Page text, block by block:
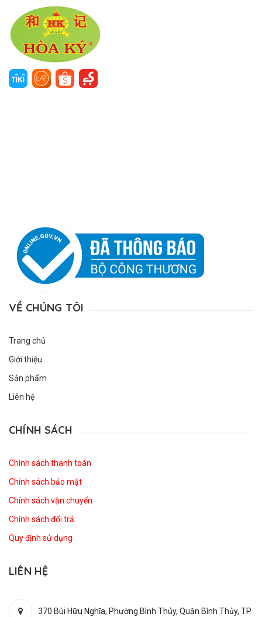
VỀ CHÚNG TÔI
Trang chủ
Giới thiệu
Sản phẩm
Liên hệ
CHÍNH SÁCH
Chính sách thanh toán
Chính sách bảo mật
Chính sách vận chuyển
Chính sách đổi trả
Quy định sử dụng
LIÊN HỆ
370 Bùi Hữu Nghĩa, Phường Bình Thủy, Quận Bình Thủy, TP.